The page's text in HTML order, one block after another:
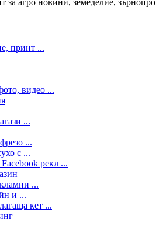
принт ...
видео ...
...
...
с ...
рекл ...
...
и ...
кет ...